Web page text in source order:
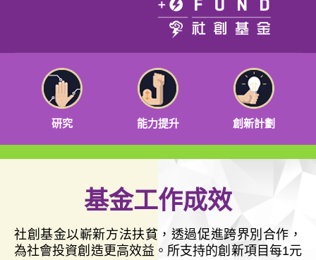
研究 能力提升 創新計劃
基金工作成效
社創基金以嶄新方法扶貧，透過促進跨界別合作，
為社會投資創造更高效益。所支持的創新項目每1元